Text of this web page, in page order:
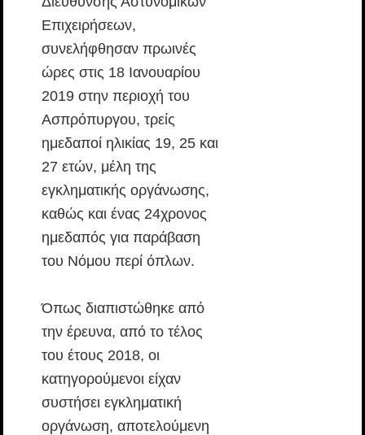
Επιχειρήσεων,
συνελήφθησαν πρωινές
ώρες στις 18 Ιανουαρίου
2019 στην περιοχή του
Ασπρόπυργου, τρείς
ημεδαποί ηλικίας 19, 25 και
27 ετών, μέλη της
εγκληματικής οργάνωσης,
καθώς και ένας 24χρονος
ημεδαπός για παράβαση
του Νόμου περί όπλων.
Όπως διαπιστώθηκε από
την έρευνα, από το τέλος
του έτους 2018, οι
κατηγορούμενοι είχαν
συστήσει εγκληματική
οργάνωση, αποτελούμενη